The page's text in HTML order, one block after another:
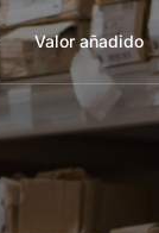
Valor añadido